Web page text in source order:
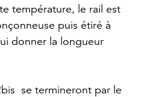
température, le rail est
puis étiré à
donner la longueur
se termineront par le